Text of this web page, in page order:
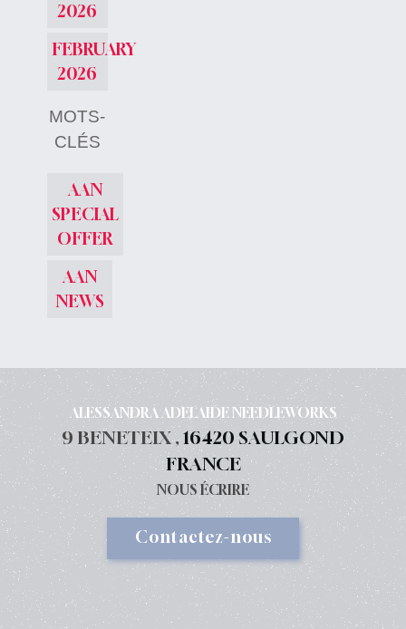
2026
FEBRUARY
2026
MOTS-
CLÉS
AAN
SPECIAL
OFFER
AAN
NEWS
ALESSANDRA ADELAIDE NEEDLEWORKS
9 BENETEIX ,16420 SAULGOND
FRANCE
NOUS ÉCRIRE
Contactez-nous